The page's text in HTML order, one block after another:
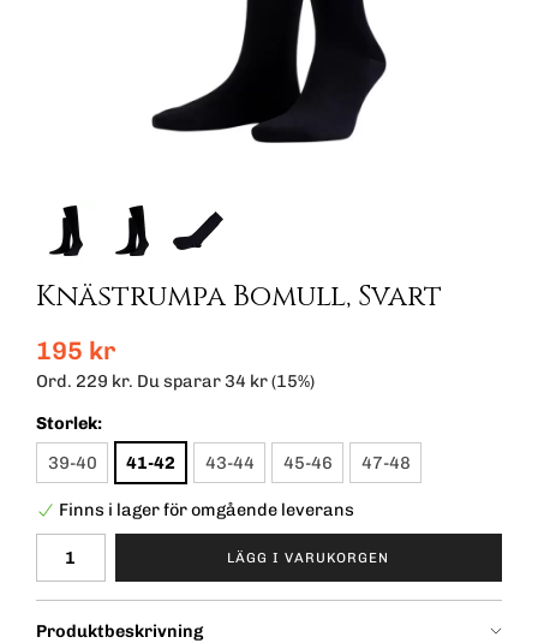
Knästrumpa Bomull, Svart
195 kr
Ord. 229 kr. Du sparar34 kr(15%)
Storlek:
39-40
41-42 43-44 45-46 47-48
Finns i lager för omgående leverans
LÄGG I VARUKORGEN
Produktbeskrivning